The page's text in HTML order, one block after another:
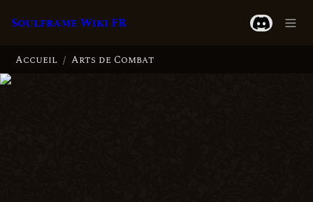
Soulframe Wiki FR
Accueil / Arts de Combat